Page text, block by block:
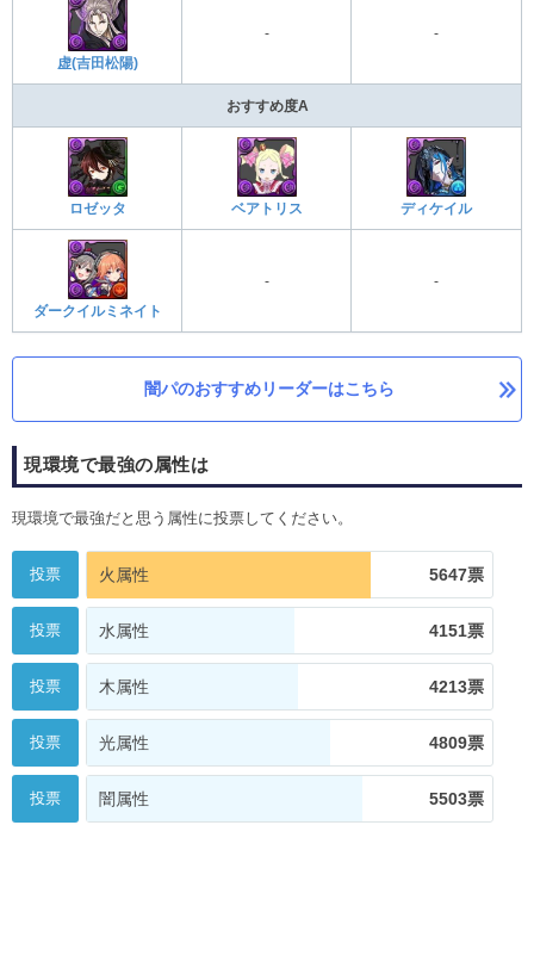
虚(吉田松陽)
- -
おすすめ度A
ロゼッタ ベアトリス ディケイル
ダークイルミネイト
- -
闇パのおすすめリーダーはこちら
現環境で最強の属性は
現環境で最強だと思う属性に投票してください。
投票 火属性 5647票
投票 水属性 4151票
投票 木属性 4213票
投票 光属性 4809票
投票 闇属性 5503票